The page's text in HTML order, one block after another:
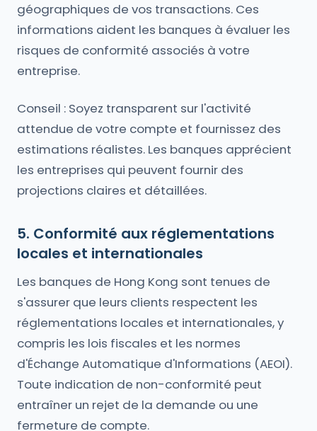
géographiques de vos transactions. Ces
informations aident les banques à évaluer les
risques de conformité associés à votre
entreprise.
Conseil : Soyez transparent sur l'activité
attendue de votre compte et fournissez des
estimations réalistes. Les banques apprécient
les entreprises qui peuvent fournir des
projections claires et détaillées.
5. Conformité aux réglementations
locales et internationales
Les banques de Hong Kong sont tenues de
s'assurer que leurs clients respectent les
réglementations locales et internationales, y
compris les lois fiscales et les normes
d'Échange Automatique d'Informations (AEOI).
Toute indication de non-conformité peut
entraîner un rejet de la demande ou une
fermeture de compte.